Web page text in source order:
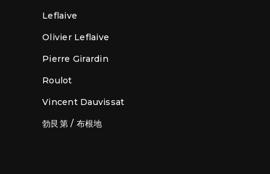
Leflaive
Olivier Leflaive
Pierre Girardin
Roulot
Vincent Dauvissat
勃艮第 / 布根地